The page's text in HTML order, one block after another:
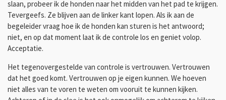
slaan, probeer ik de honden naar het midden van het pad te krijgen.
Tevergeefs. Ze blijven aan de linker kant lopen. Als ik aan de
begeleider vraag hoe ik de honden kan sturen is het antwoord;
niet, en op dat moment laat ik de controle los en geniet volop.
Acceptatie.
Het tegenovergestelde van controle is vertrouwen. Vertrouwen
dat het goed komt. Vertrouwen op je eigen kunnen. We hoeven
niet alles van te voren te weten om vooruit te kunnen kijken.